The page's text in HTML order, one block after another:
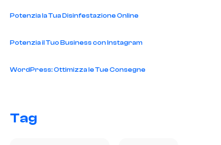
Potenzia la Tua Disinfestazione Online
Potenzia il Tuo Business con Instagram
WordPress: Ottimizza le Tue Consegne
Tag